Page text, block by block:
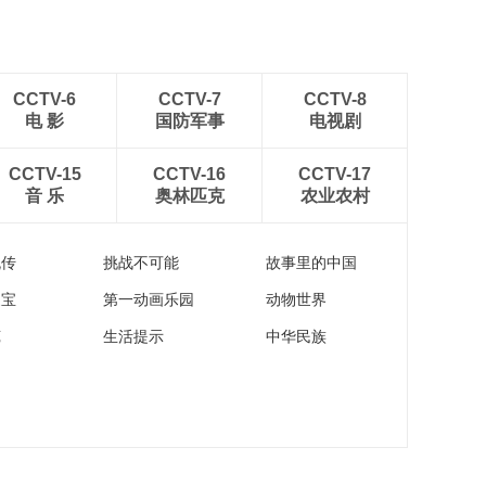
CCTV-6
电 影
CCTV-7
国防军事
CCTV-8
电视剧
CCTV-15
音 乐
CCTV-16
奥林匹克
CCTV-17
农业农村
挑战不可能 故事里的中国
第一动画乐园 动物世界
生活提示 中华民族